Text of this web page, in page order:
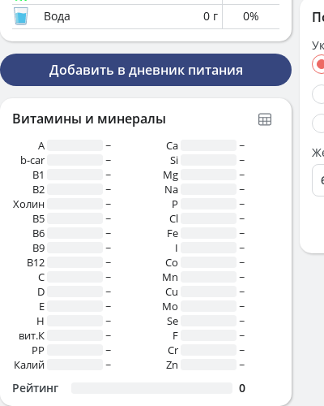
Вода
0 г 0%
Добавить в дневник питания
Витамины и минералы
A
~
b-car
~
В1
~
B2
~
Холин
~
B5
~
B6
~
B9
~
B12
~
C
~
D
~
E
~
H
~
вит.К
~
PP
~
Калий
~
Ca
~
Si
~
Mg
~
Na
~
P
~
Cl
~
Fe
~
I
~
Co
~
Mn
~
Cu
~
Mo
~
Se
~
F
~
Cr
~
Zn
~
Рейтинг 0